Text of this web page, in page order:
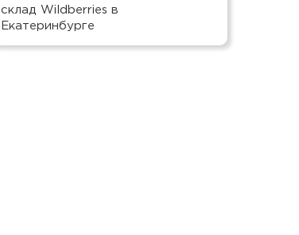
склад Wildberries в
Екатеринбурге